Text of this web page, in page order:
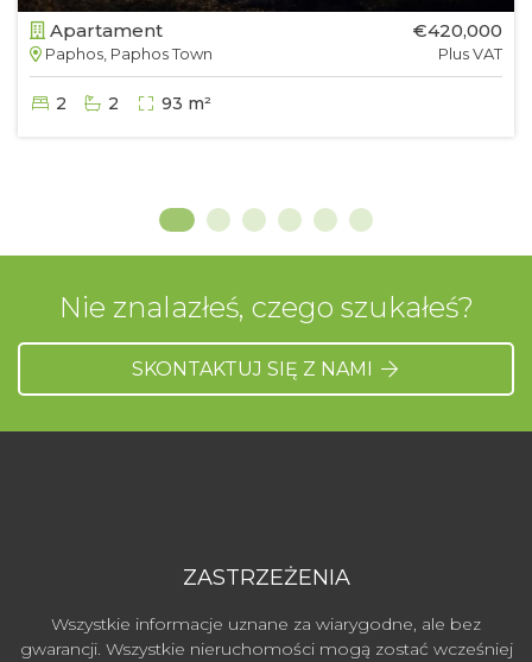
Apartament
Paphos, Paphos Town
€420,000
Plus VAT
2 2 93 m²
Nie znalazłeś, czego szukałeś?
SKONTAKTUJ SIĘ Z NAMI
ZASTRZEŻENIA
Wszystkie informacje uznane za wiarygodne, ale bez
gwarancji. Wszystkie nieruchomości mogą zostać wcześniej